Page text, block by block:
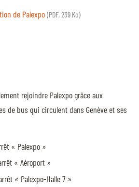
de Palexpo (PDF, 239 Ko)
rejoindre Palexpo grâce aux
de bus qui circulent dans Genève et ses
« Palexpo »
« Aéroport »
« Palexpo-Halle 7 »